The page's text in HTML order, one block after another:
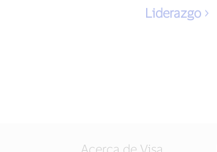
Liderazgo
Acerca de Visa